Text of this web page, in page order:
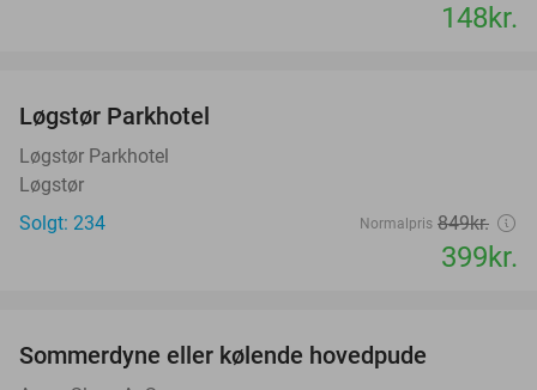
148kr.
Løgstør Parkhotel
Løgstør Parkhotel
Løgstør
Solgt: 234
Normalpris 849kr.
399kr.
Sommerdyne eller kølende hovedpude